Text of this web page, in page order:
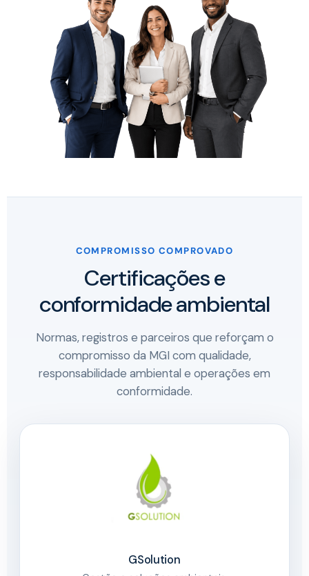
COMPROMISSO COMPROVADO
Certificações e
conformidade ambiental
Normas, registros e parceiros que reforçam o
compromisso da MGI com qualidade,
responsabilidade ambiental e operações em
conformidade.
GSolution